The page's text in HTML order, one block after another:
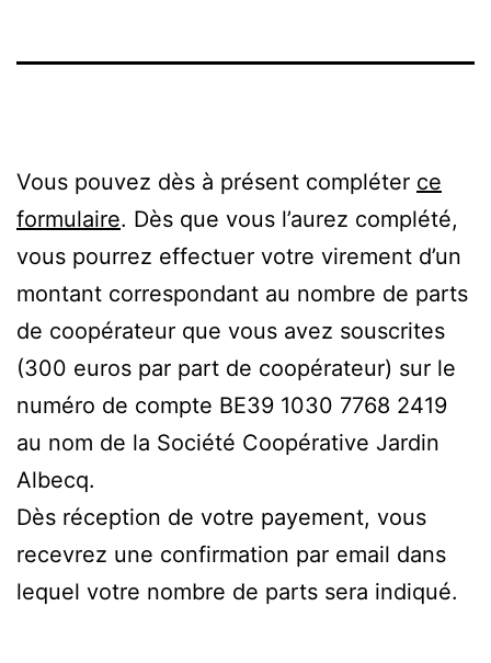
Vous pouvez dès à présent compléter ce
formulaire. Dès que vous l’aurez complété,
vous pourrez effectuer votre virement d’un
montant correspondant au nombre de parts
de coopérateur que vous avez souscrites
(300 euros par part de coopérateur) sur le
numéro de compte BE39 1030 7768 2419
au nom de la Société Coopérative Jardin
Albecq.
Dès réception de votre payement, vous
recevrez une confirmation par email dans
lequel votre nombre de parts sera indiqué.